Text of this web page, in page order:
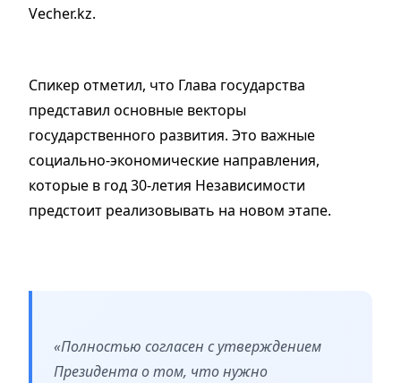
Vecher.kz.
Спикер отметил, что Глава государства
представил основные векторы
государственного развития. Это важные
социально-экономические направления,
которые в год 30-летия Независимости
предстоит реализовывать на новом этапе.
«Полностью согласен с утверждением
Президента о том, что нужно